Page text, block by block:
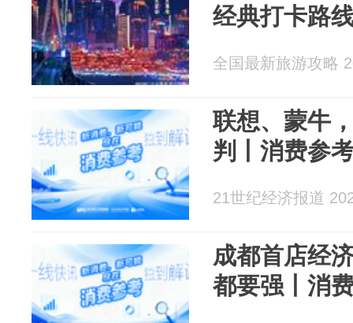
经典打卡路
全国最新旅游攻略
联想、蒙牛
判丨消费参
21世纪经济报道
成都首店经
都要强丨消